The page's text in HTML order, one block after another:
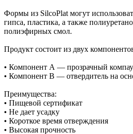
Формы из SilcoPlat могут
гипса, пластика, а также
полиэфирных смол.
Продукт состоит из двух
• Компонент А — прозрачный
• Компонент В — отвердитель на
Преимущества:
• Пищевой сертификат
• Не дает усадку
• Короткое время отверждения
• Высокая прочность